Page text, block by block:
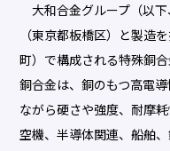
大和合金グループ（以
（東京都板橋区）と製造
町）で構成される特殊銅
銅合金は、銅のもつ高電
ながら硬さや強度、耐摩
空機、半導体関連、船舶